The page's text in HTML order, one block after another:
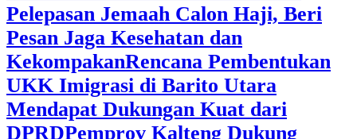
Pelepasan Jemaah Calon Haji, Beri
Pesan Jaga Kesehatan dan
KekompakanRencana Pembentukan
UKK Imigrasi di Barito Utara
Mendapat Dukungan Kuat dari
DPRD‎Pemprov Kalteng Dukung